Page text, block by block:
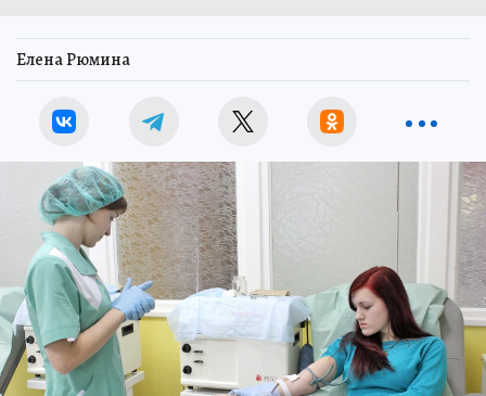
Елена Рюмина